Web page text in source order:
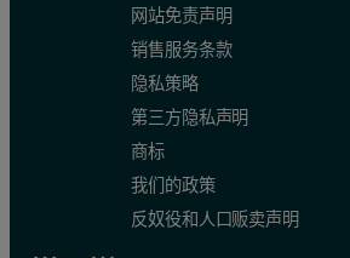
网站免责声明
销售服务条款
隐私策略
第三方隐私声明
商标
我们的政策
反奴役和人口贩卖声明